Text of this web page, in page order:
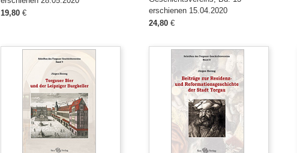
19,80 €
erschienen 15.04.2020
24,80 €